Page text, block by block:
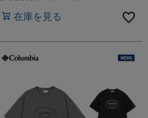
在庫を見る